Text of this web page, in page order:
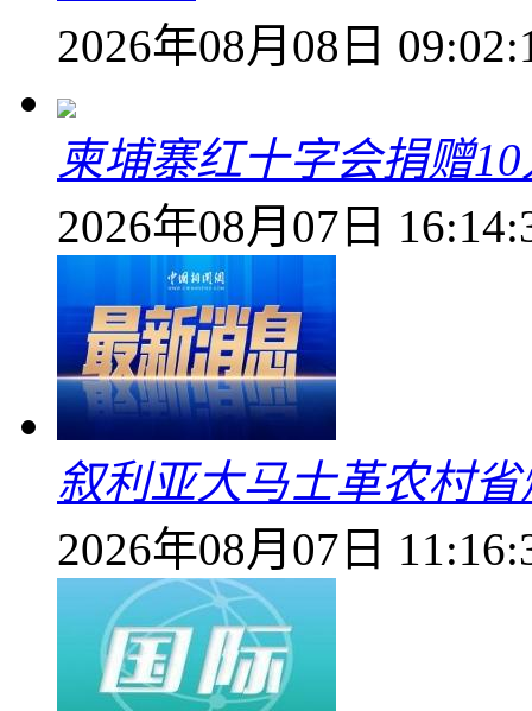
2026年08月08日
柬埔寨红十字会捐赠
2026年08月07日
叙利亚大马士革农村
2026年08月07日